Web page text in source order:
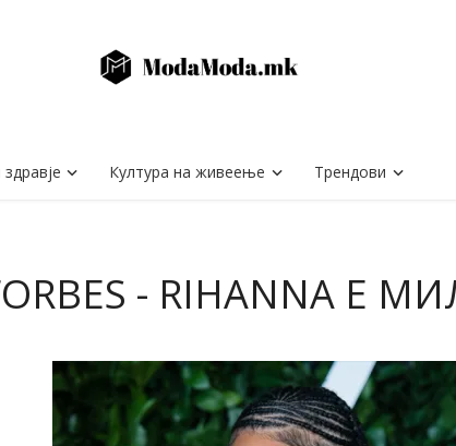
Култура на живеење Трендови
- RIHANNA Е